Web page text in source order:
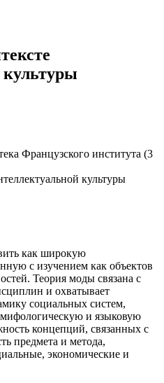
культуры
Французского института (3
как широкую
с изучением как объектов
Теория моды связана с
и охватывает
социальных систем,
и языковую
концепций, связанных с
предмета и метода,
экономические и